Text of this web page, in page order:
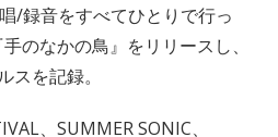
/録音をすべてひとりで行っ
のなかの鳥』をリリースし、
スを記録。
、SUMMER SONIC、